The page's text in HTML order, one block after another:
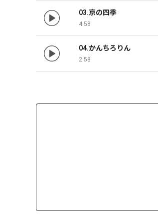
03.京の四季
4:58
04.かんちろりん
2:58